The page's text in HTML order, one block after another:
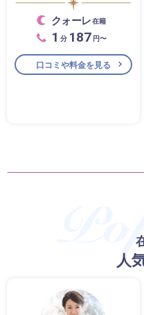
クォーレ在籍
1 分 187 円〜
口コミや料金を見る
人